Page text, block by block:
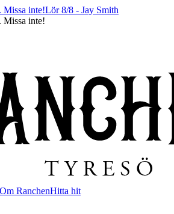
Missa inte!Lör 8/8 - Jay Smith
Missa inte!
Om RanchenHitta hit